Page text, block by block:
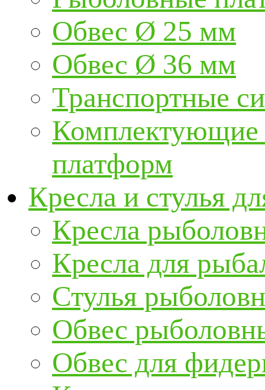
Обвес Ø 25 мм
Обвес Ø 36 мм
Транспортные
Комплектующие
платформ
Кресла и стулья
Кресла
Кресла для
Стулья
Обвес
Обвес для